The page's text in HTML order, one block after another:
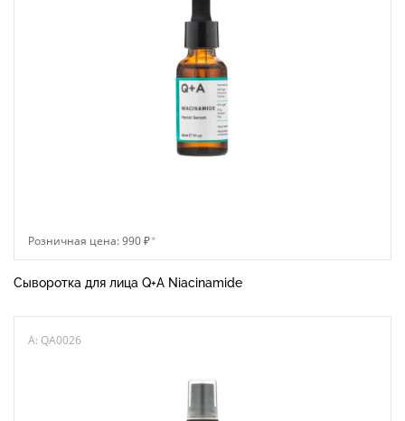
Розничная цена: 990 ₽*
Сыворотка для лица Q+A Niacinamide
A: QA0026